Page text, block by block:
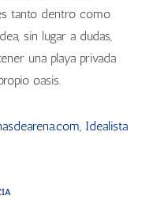
tanto dentro como
sin lugar a dudas,
una playa privada
oasis.
Idealista